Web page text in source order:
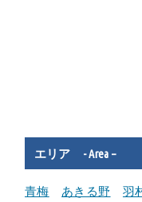
エリア - Area –
青梅 あきる野 羽